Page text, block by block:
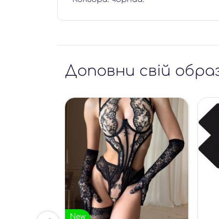
Доповни свій
New